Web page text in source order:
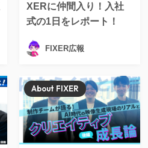
XERに仲間入り！入社
式の1日をレポート！
FIXER広報
About FIXER